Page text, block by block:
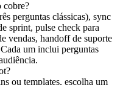
cobre?
perguntas clássicas), sync
sprint, pulse check para
vendas, handoff de suporte
um inclui perguntas
ou templates, escolha um